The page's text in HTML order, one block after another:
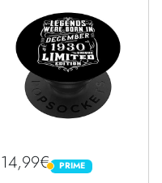
14,99€ PRIME
PRIME